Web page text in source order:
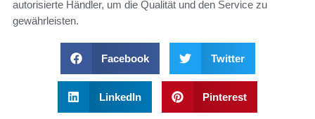
autorisierte Händler, um die Qualität und den Service zu
gewährleisten.
Facebook Twitter
LinkedIn Pinterest